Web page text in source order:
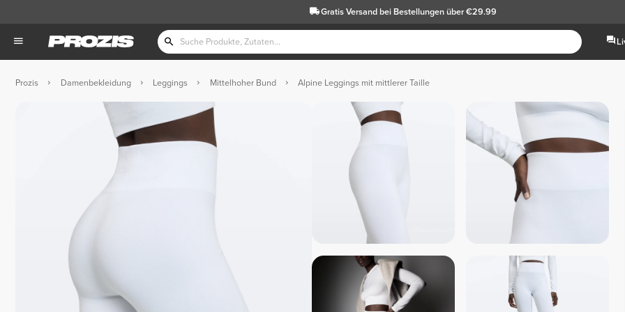
Gratis Versandbei Bestellungen über €29.99
Prozis Damenbekleidung Leggings Mittelhoher Bund Alpine Leggings mit mittlerer Taille